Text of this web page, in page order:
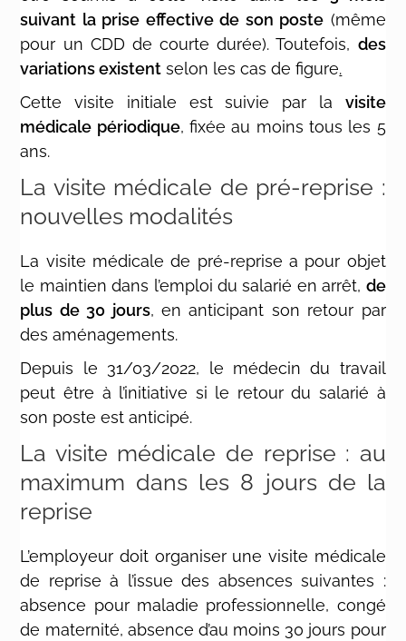
suivant la prise effective de son poste (même
pour un CDD de courte durée). Toutefois, des
variations existent selon les cas de figure.
Cette visite initiale est suivie par la visite
médicale périodique, fixée au moins tous les 5
ans.
La visite médicale de pré-reprise :
nouvelles modalités
La visite médicale de pré-reprise a pour objet
le maintien dans l’emploi du salarié en arrêt, de
plus de 30 jours, en anticipant son retour par
des aménagements.
Depuis le 31/03/2022, le médecin du travail
peut être à l’initiative si le retour du salarié à
son poste est anticipé.
La visite médicale de reprise : au
maximum dans les 8 jours de la
reprise
L’employeur doit organiser une visite médicale
de reprise à l’issue des absences suivantes :
absence pour maladie professionnelle, congé
de maternité, absence d’au moins 30 jours pour